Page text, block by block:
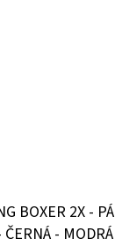
BOXER 2X -
- MODRÁ